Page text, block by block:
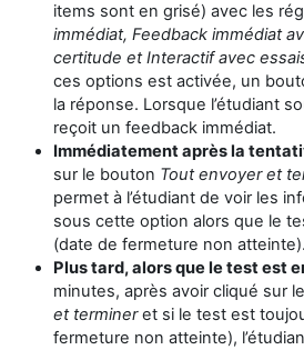
items sont en grisé) avec les
immédiat, Feedback immédiat
certitude et Interactif avec
ces options est activée, un
la réponse. Lorsque l’étudiant
reçoit un feedback immédiat.
Immédiatement après la
sur le bouton Tout envoyer et
permet à l’étudiant de voir les
sous cette option alors que le
(date de fermeture non atteinte).
Plus tard, alors que le test est
minutes, après avoir cliqué sur
et termineret si le test est
fermeture non atteinte),